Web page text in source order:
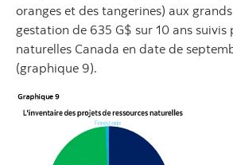
oranges et des tangerines) aux
gestation de 635 G$ sur 10 ans suivis
naturelles Canada en date de
(graphique 9).